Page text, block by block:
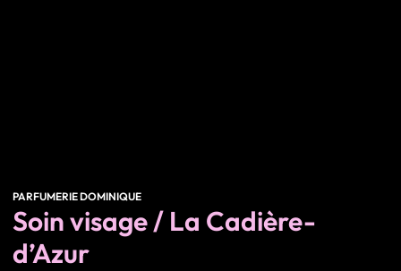
PARFUMERIE DOMINIQUE
Soin visage / La Cadière-
d’Azur